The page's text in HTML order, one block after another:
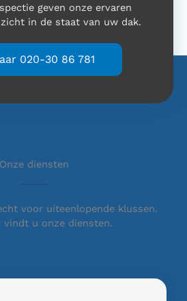
geven onze ervaren
in de staat van uw dak.
020-30 86 781
Onze diensten
voor uiteenlopende klussen.
vindt u onze diensten.